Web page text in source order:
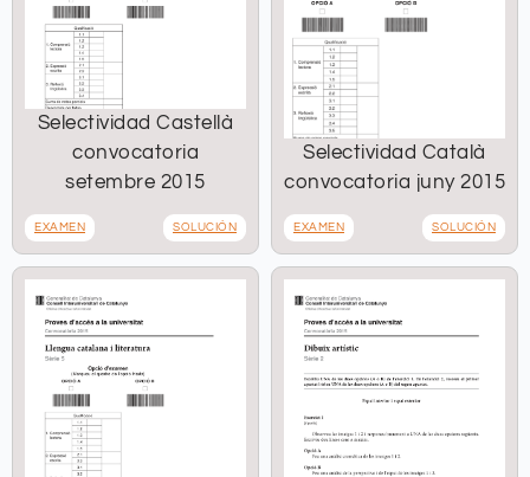
Selectividad Castellà
convocatoria
setembre 2015
EXAMEN SOLUCIÓN
Selectividad Català
convocatoria juny 2015
EXAMEN SOLUCIÓN